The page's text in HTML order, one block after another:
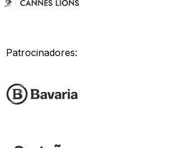
Patrocinadores: